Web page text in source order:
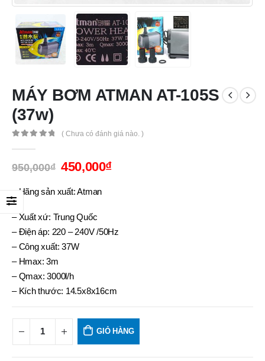
MÁY BƠM ATMAN AT-105S
(37w)
( Chưa có đánh giá nào. )
950,000₫ 450,000₫
– Hãng sản xuất: Atman
– Xuất xứ: Trung Quốc
– Điện áp: 220 – 240V /50Hz
– Công xuất: 37W
– Hmax: 3m
– Qmax: 3000l/h
– Kích thước: 14.5x8x16cm
GIỎ HÀNG